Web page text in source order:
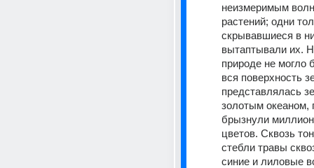
неизмеримым
растений; одни
скрывавшиеся в
вытаптывали их.
природе не могло
вся поверхность
представлялась
золотым океаном,
брызнули
цветов. Сквозь
стебли травы
синие и лиловые